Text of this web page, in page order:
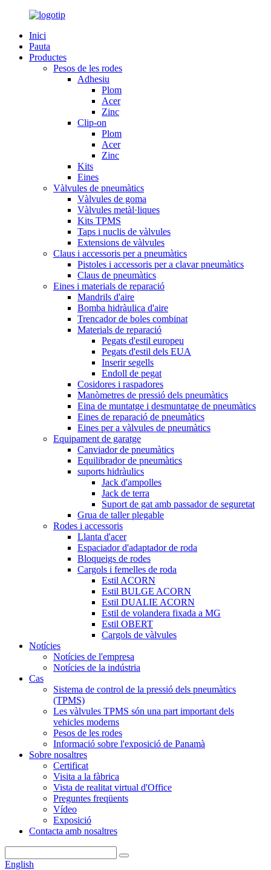
Inici
Pauta
Productes
Pesos de les rodes
Adhesiu
Plom
Acer
Zinc
Clip-on
Plom
Acer
Zinc
Kits
Eines
Vàlvules de pneumàtics
Vàlvules de goma
Vàlvules metàl·liques
Kits TPMS
Taps i nuclis de vàlvules
Extensions de vàlvules
Claus i accessoris per a pneumàtics
Pistoles i accessoris per a clavar pneumàtics
Claus de pneumàtics
Eines i materials de reparació
Mandrils d'aire
Bomba hidràulica d'aire
Trencador de boles combinat
Materials de reparació
Pegats d'estil europeu
Pegats d'estil dels EUA
Inserir segells
Endoll de pegat
Cosidores i raspadores
Manòmetres de pressió dels pneumàtics
Eina de muntatge i desmuntatge de pneumàtics
Eines de reparació de pneumàtics
Eines per a vàlvules de pneumàtics
Equipament de garatge
Canviador de pneumàtics
Equilibrador de pneumàtics
suports hidràulics
Jack d'ampolles
Jack de terra
Suport de gat amb passador de seguretat
Grua de taller plegable
Rodes i accessoris
Llanta d'acer
Espaciador d'adaptador de roda
Bloqueigs de rodes
Cargols i femelles de roda
Estil ACORN
Estil BULGE ACORN
Estil DUALIE ACORN
Estil de volandera fixada a MG
Estil OBERT
Cargols de vàlvules
Notícies
Notícies de l'empresa
Notícies de la indústria
Cas
Sistema de control de la pressió dels pneumàtics
(TPMS)
Les vàlvules TPMS són una part important dels
vehicles moderns
Pesos de les rodes
Informació sobre l'exposició de Panamà
Sobre nosaltres
Certificat
Visita a la fàbrica
Vista de realitat virtual d'Office
Preguntes freqüents
Vídeo
Exposició
Contacta amb nosaltres
English